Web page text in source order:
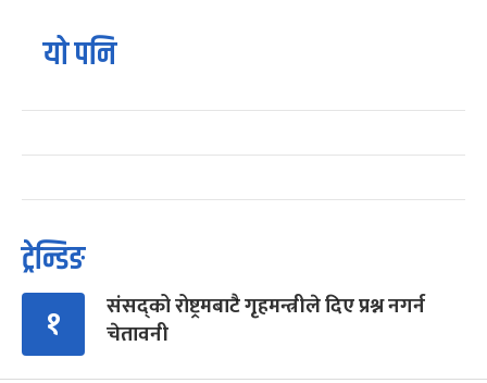
यो पनि
ट्रेन्डिङ
१
संसद्को रोष्ट्रमबाटै गृहमन्त्रीले दिए प्रश्न नगर्न
चेतावनी